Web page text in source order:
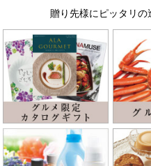
贈り先様にピッタリの